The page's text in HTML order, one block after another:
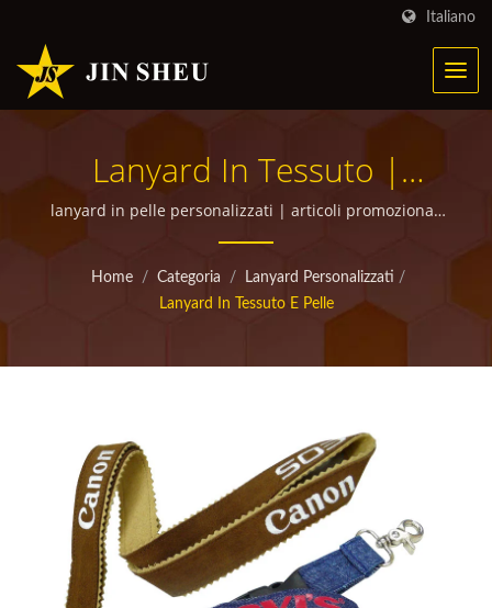
Italiano
Lanyard In Tessuto |
Prodotti Metallici
Personalizzati Per
Campagne Di Marketing
lanyard in pelle personalizzati | articoli promozionali
personalizzati di alta qualità per omaggi
Home / Categoria / Lanyard Personalizzati /
Lanyard In Tessuto E Pelle